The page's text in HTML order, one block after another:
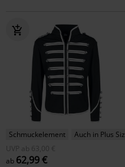
Schmuckelement
Auch in Plus Size
UVP
ab 63,00 €
ab 62,99 €